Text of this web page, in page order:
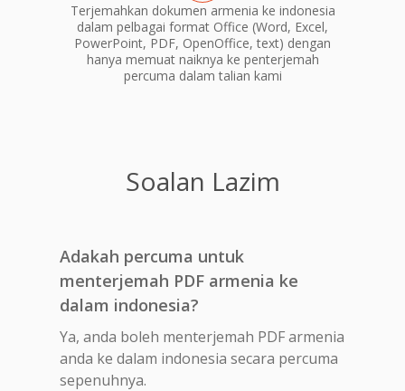
Terjemahkan dokumen armenia ke indonesia
dalam pelbagai format Office (Word, Excel,
PowerPoint, PDF, OpenOffice, text) dengan
hanya memuat naiknya ke penterjemah
percuma dalam talian kami
Soalan Lazim
Adakah percuma untuk
menterjemah PDF armenia ke
dalam indonesia?
Ya, anda boleh menterjemah PDF armenia
anda ke dalam indonesia secara percuma
sepenuhnya.